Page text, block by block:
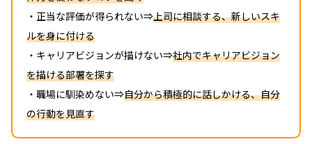
・正当な評価が得られない⇒上司に相談する、新しいスキ
ルを身に付ける
・キャリアビジョンが描けない⇒社内でキャリアビジョン
を描ける部署を探す
・職場に馴染めない⇒自分から積極的に話しかける、自分
の行動を見直す